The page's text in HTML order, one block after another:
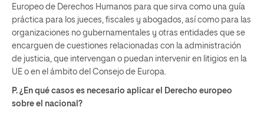
Europeo de Derechos Humanos para que sirva como una guía
práctica para los jueces, fiscales y abogados, así como para las
organizaciones no gubernamentales y otras entidades que se
encarguen de cuestiones relacionadas con la administración
de justicia, que intervengan o puedan intervenir en litigios en la
UE o en el ámbito del Consejo de Europa.
P. ¿En qué casos es necesario aplicar el Derecho europeo
sobre el nacional?